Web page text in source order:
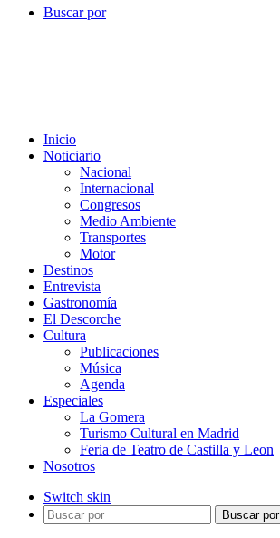
Buscar por
Inicio
Noticiario
Nacional
Internacional
Congresos
Medio Ambiente
Transportes
Motor
Destinos
Entrevista
Gastronomía
El Descorche
Cultura
Publicaciones
Música
Agenda
Especiales
La Gomera
Turismo Cultural en Madrid
Feria de Teatro de Castilla y Leon
Nosotros
Switch skin
Buscar por